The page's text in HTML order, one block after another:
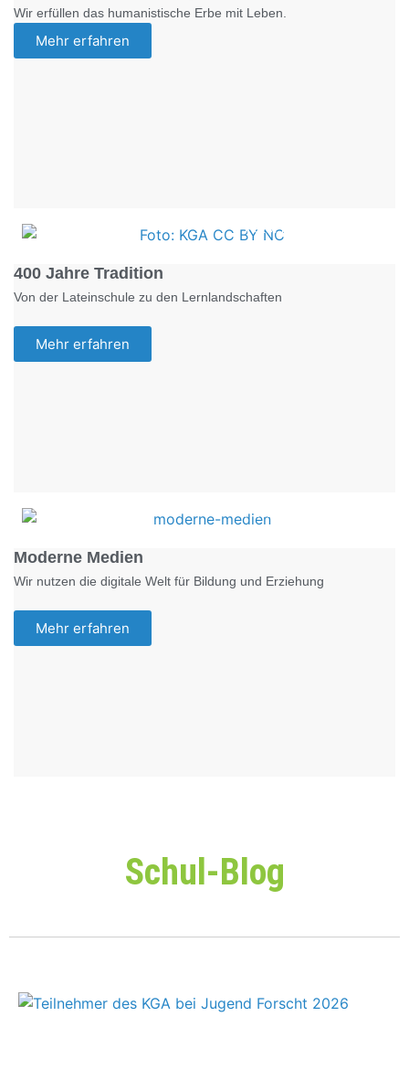
Wir erfüllen das humanistische Erbe mit Leben.
Mehr erfahren
Foto: KGA CC BY NC
400 Jahre Tradition
Von der Lateinschule zu den Lernlandschaften
Mehr erfahren
Foto: KGA CC BY NC
Moderne Medien
Wir nutzen die digitale Welt für Bildung und Erziehung
Mehr erfahren
Schul-Blog